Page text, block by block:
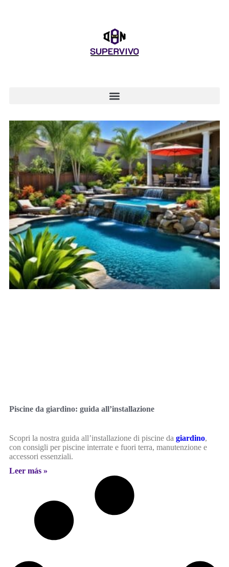
Piscine da giardino: guida all’installazione
Scopri la nostra guida all’installazione di piscine da giardino,
con consigli per piscine interrate e fuori terra, manutenzione e
accessori essenziali.
Leer más »